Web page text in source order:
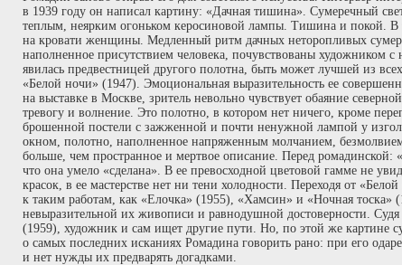
в 1939 году он написал картину: «Дачная тишина». Сумеречный
теплым, неярким огоньком керосиновой лампы. Тишина и покой. В
на кровати женщины. Медленный ритм дачных неторопливых
наполненное присутствием человека, почувствованы художником с
явилась предвестницей другого полотна, быть может лучшей из
«Белой ночи» (1947). Эмоциональная выразительность ее
на выставке в Москве, зритель невольно чувствует обаяние
тревогу и волнение. Это полотно, в котором нет ничего, кроме
брошенной постели с зажженной и почти ненужной лампой у
окном, полотно, наполненное напряженным молчанием,
больше, чем пространное и мертвое описание. Перед ромадинской:
что она умело «сделана». В ее превосходной цветовой гамме не
красок, в ее мастерстве нет ни тени холодности. Переходя от
к таким работам, как «Елочка» (1955), «Хамсин» и «Ночная тоска»
невыразительной их живописи и равнодушной достоверности.
(1959), художник и сам ищет другие пути. Но, по этой же картине
о самых последних исканиях Ромадина говорить рано: при его
и нет нужды их предварять догадками.